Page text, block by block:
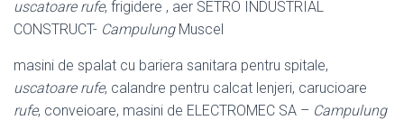
uscatoare rufe, frigidere , aer SETRO INDUSTRIAL
CONSTRUCT- CampulungMuscel
masini de spalat cu bariera sanitara pentru spitale,
uscatoare rufe, calandre pentru calcat lenjeri, carucioare
rufe, conveioare, masini de ELECTROMEC SA – Campulung